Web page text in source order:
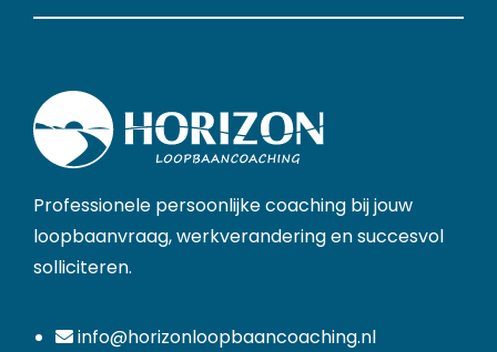
Professionele persoonlijke coaching bij jouw
loopbaanvraag, werkverandering en succesvol
solliciteren.
info@horizonloopbaancoaching.nl